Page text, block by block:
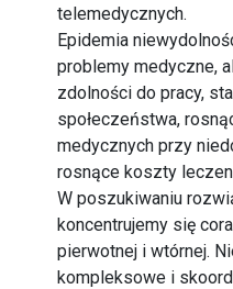
telemedycznych.
Epidemia
problemy medyczne,
zdolności do pracy,
społeczeństwa,
medycznych przy
rosnące koszty
W poszukiwaniu
koncentrujemy się
pierwotnej i wtórnej.
kompleksowe i